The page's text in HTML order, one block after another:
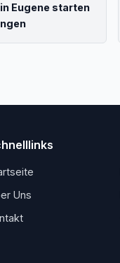
Eugene starten
Uns